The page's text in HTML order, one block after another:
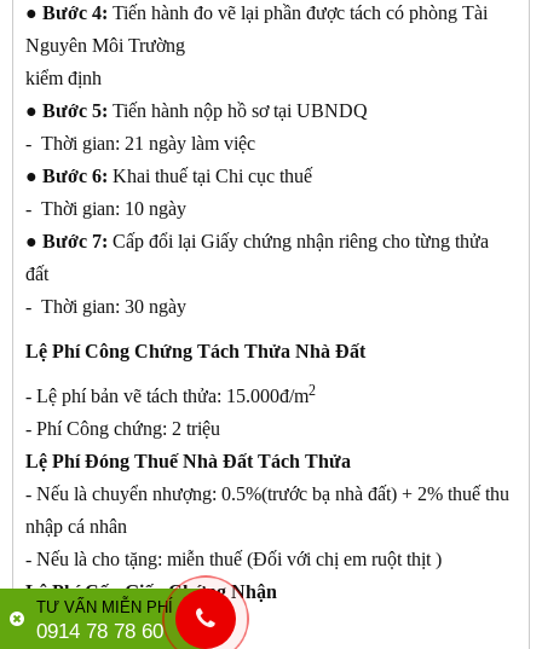
● Bước 4: Tiến hành đo vẽ lại phần được tách có phòng Tài
Nguyên Môi Trường
kiểm định
● Bước 5: Tiến hành nộp hồ sơ tại UBNDQ
- Thời gian: 21 ngày làm việc
● Bước 6: Khai thuế tại Chi cục thuế
- Thời gian: 10 ngày
● Bước 7: Cấp đổi lại Giấy chứng nhận riêng cho từng thửa
đất
- Thời gian: 30 ngày
Lệ Phí Công Chứng Tách Thửa Nhà Đất
- Lệ phí bản vẽ tách thửa: 15.000đ/m2
- Phí Công chứng: 2 triệu
Lệ Phí Đóng Thuế Nhà Đất Tách Thửa
- Nếu là chuyển nhượng: 0.5%(trước bạ nhà đất) + 2% thuế thu
nhập cá nhân
- Nếu là cho tặng: miễn thuế (Đối với chị em ruột thịt )
Lệ Phí Cấp Giấy Chứng Nhận
- 50 ngàn/giấy
TƯ VẤN MIỄN PHÍ
0914 78 78 60